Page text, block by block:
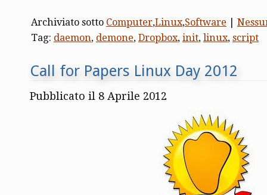
Archiviato sotto Computer,Linux,Software
Tag: daemon, demone, Dropbox, init, linux, script
Call for Papers Linux Day 2012
Pubblicato il 8 Aprile 2012